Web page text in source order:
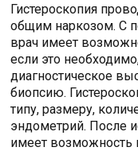
Гистероскопия
общим наркозом. С
врач имеет
если это
диагностическое
биопсию.
типу, размеру,
эндометрий. После
имеет возможность